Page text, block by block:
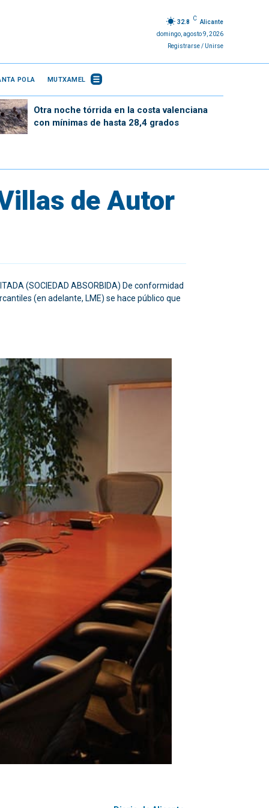
32.8
C
Alicante
domingo, agosto 9, 2026
Registrarse / Unirse
POLA MUTXAMEL
Otra noche tórrida en la costa valenciana
con mínimas de hasta 28,4 grados
de Autor
(SOCIEDAD ABSORBIDA) De conformidad
(en adelante, LME) se hace público que